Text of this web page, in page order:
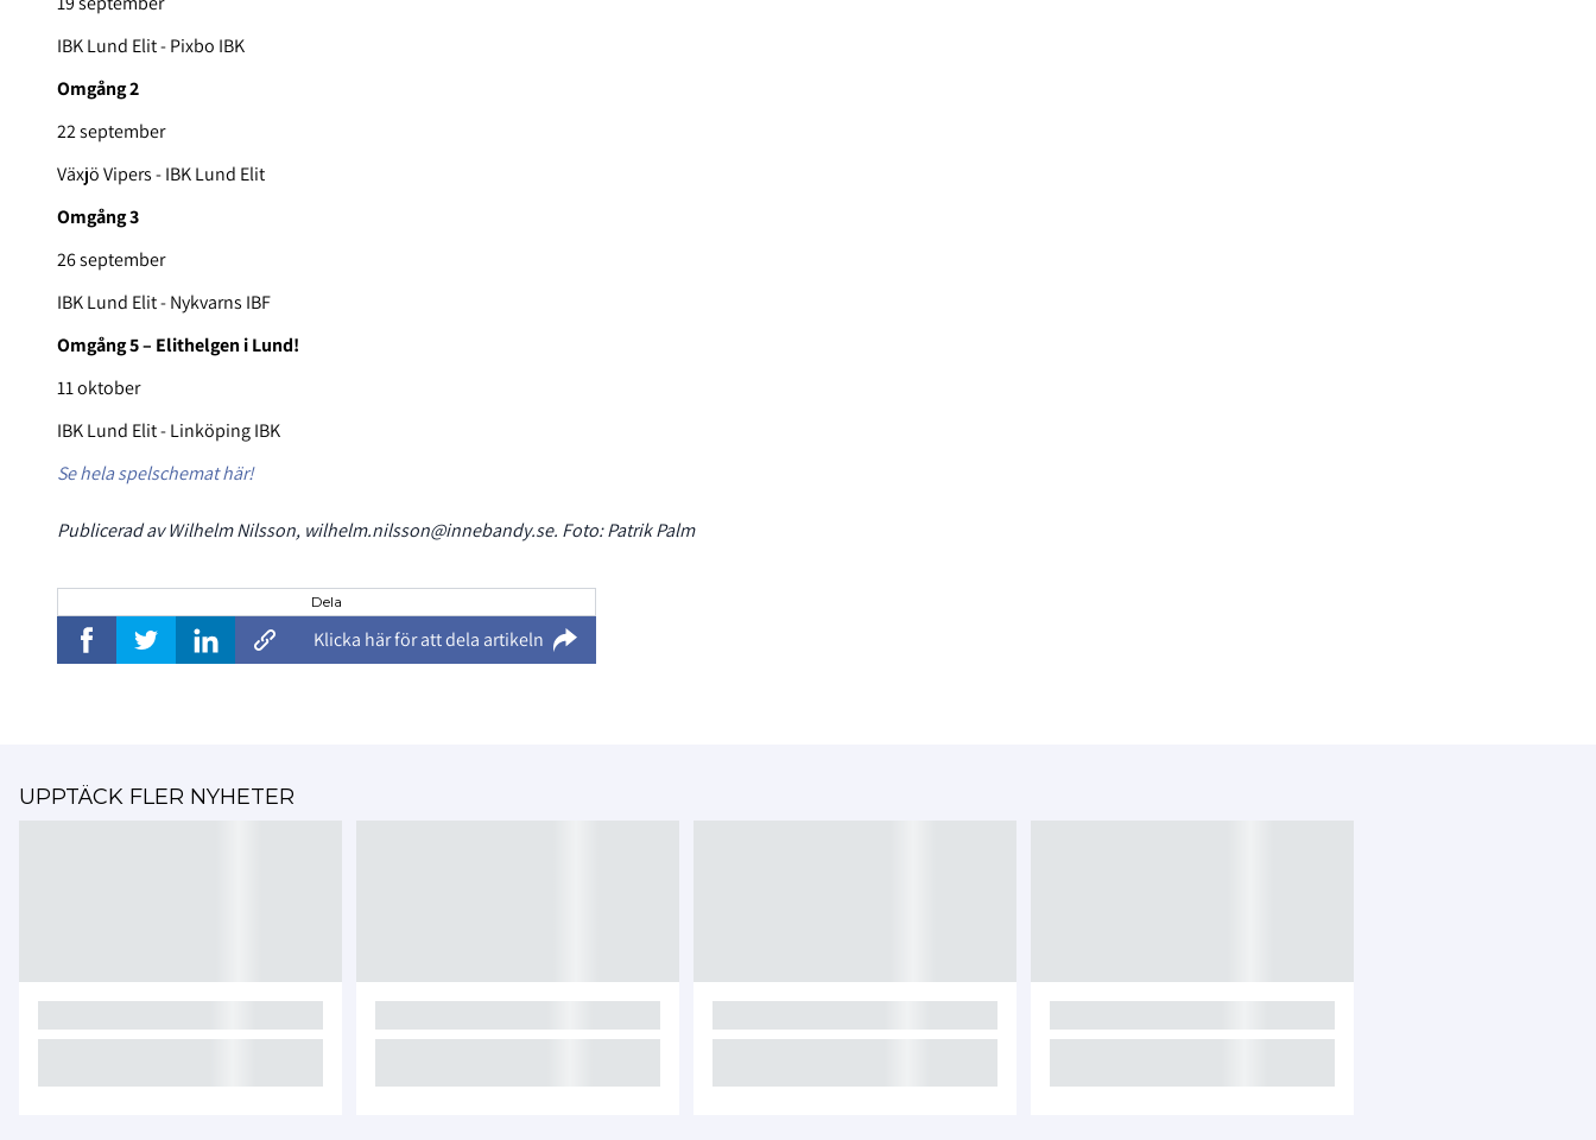
IBK Lund Elit - Pixbo IBK
Omgång 2
22 september
Växjö Vipers - IBK Lund Elit
Omgång 3
26 september
IBK Lund Elit - Nykvarns IBF
Omgång 5 – Elithelgen i Lund!
11 oktober
IBK Lund Elit - Linköping IBK
Se hela spelschemat här!
Publicerad av Wilhelm Nilsson, wilhelm.nilsson@innebandy.se. Foto: Patrik Palm
Dela
Klicka här för att dela artikeln
UPPTÄCK FLER NYHETER